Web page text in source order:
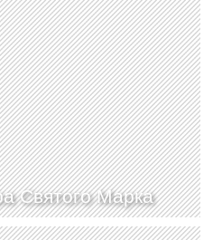
Святого Марка